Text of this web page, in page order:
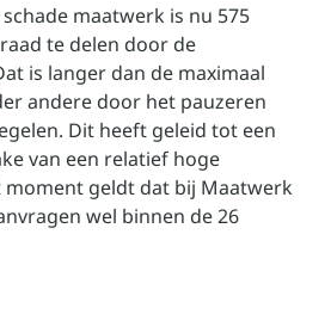
maatwerk is nu 575
te delen door de
is langer dan de maximaal
andere door het pauzeren
Dit heeft geleid tot een
van een relatief hoge
geldt dat bij Maatwerk
wel binnen de 26